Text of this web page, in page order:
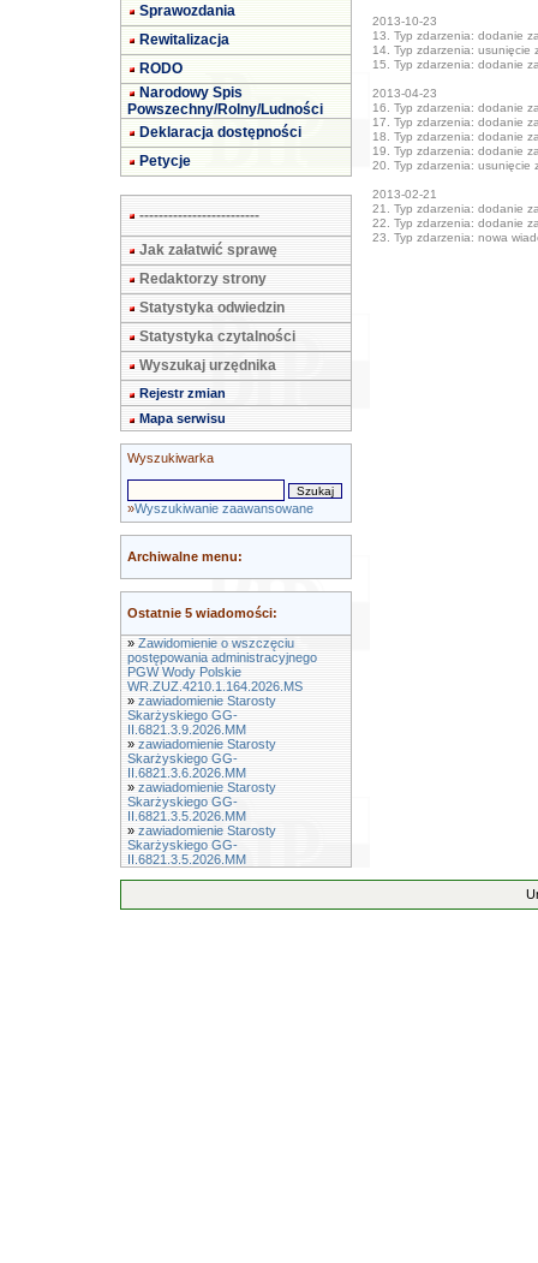
Sprawozdania
Rewitalizacja
RODO
Narodowy Spis
Powszechny/Rolny/Ludności
Deklaracja dostępności
Petycje
-------------------------
Jak załatwić sprawę
Redaktorzy strony
Statystyka odwiedzin
Statystyka czytalności
Wyszukaj urzędnika
Rejestr zmian
Mapa serwisu
Wyszukiwarka
»Wyszukiwanie zaawansowane
Archiwalne menu:
Ostatnie 5 wiadomości:
» Zawidomienie o wszczęciu
postępowania administracyjnego
PGW Wody Polskie
WR.ZUZ.4210.1.164.2026.MS
» zawiadomienie Starosty
Skarżyskiego GG-
II.6821.3.9.2026.MM
» zawiadomienie Starosty
Skarżyskiego GG-
II.6821.3.6.2026.MM
» zawiadomienie Starosty
Skarżyskiego GG-
II.6821.3.5.2026.MM
» zawiadomienie Starosty
Skarżyskiego GG-
II.6821.3.5.2026.MM
2013-10-23
13. Typ zdarzenia: dodanie
14. Typ zdarzenia: usunięcie
15. Typ zdarzenia: dodanie
2013-04-23
16. Typ zdarzenia: dodanie
17. Typ zdarzenia: dodanie
18. Typ zdarzenia: dodanie
19. Typ zdarzenia: dodanie
20. Typ zdarzenia: usunięcie
2013-02-21
21. Typ zdarzenia: dodanie
22. Typ zdarzenia: dodanie
23. Typ zdarzenia: nowa